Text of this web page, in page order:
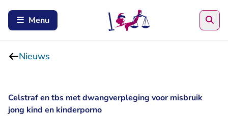
Menu
Nieuws
Celstraf en tbs met dwangverpleging voor misbruik
jong kind en kinderporno